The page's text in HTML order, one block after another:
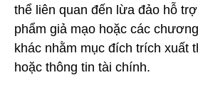
thể liên quan đến lừa đảo hỗ
phẩm giả mạo hoặc các
khác nhằm mục đích trích xuất
hoặc thông tin tài chính.